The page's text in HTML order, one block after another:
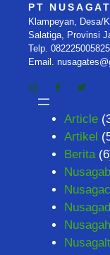
PT
Klampeyan, Desa/
Salatiga, Provinsi
Telp. 082225005825
Email.
Article
Artikel
Berita